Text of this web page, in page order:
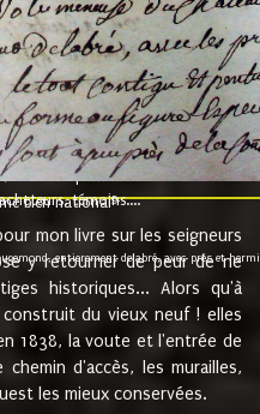
de Moyriat chevalier baron
a monseigneur monsieur
de Bourgogne, present et
a sur ses hommes, indivisables et
seigneur Baron et ses
etc... au prix de 880 livre louis
témoins....
bien national9.
entierement delabré, avec près et
mon livre sur les seigneurs
y retourner de peur de ne
historiques... Alors qu'à
du vieux neuf ! elles
1838, la voute et l'entrée de
d'accès, les murailles,
les mieux conservées.